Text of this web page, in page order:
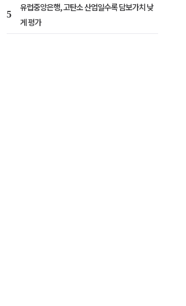
5
유럽중앙은행, 고탄소 산업일수록 담보가치 낮
게 평가